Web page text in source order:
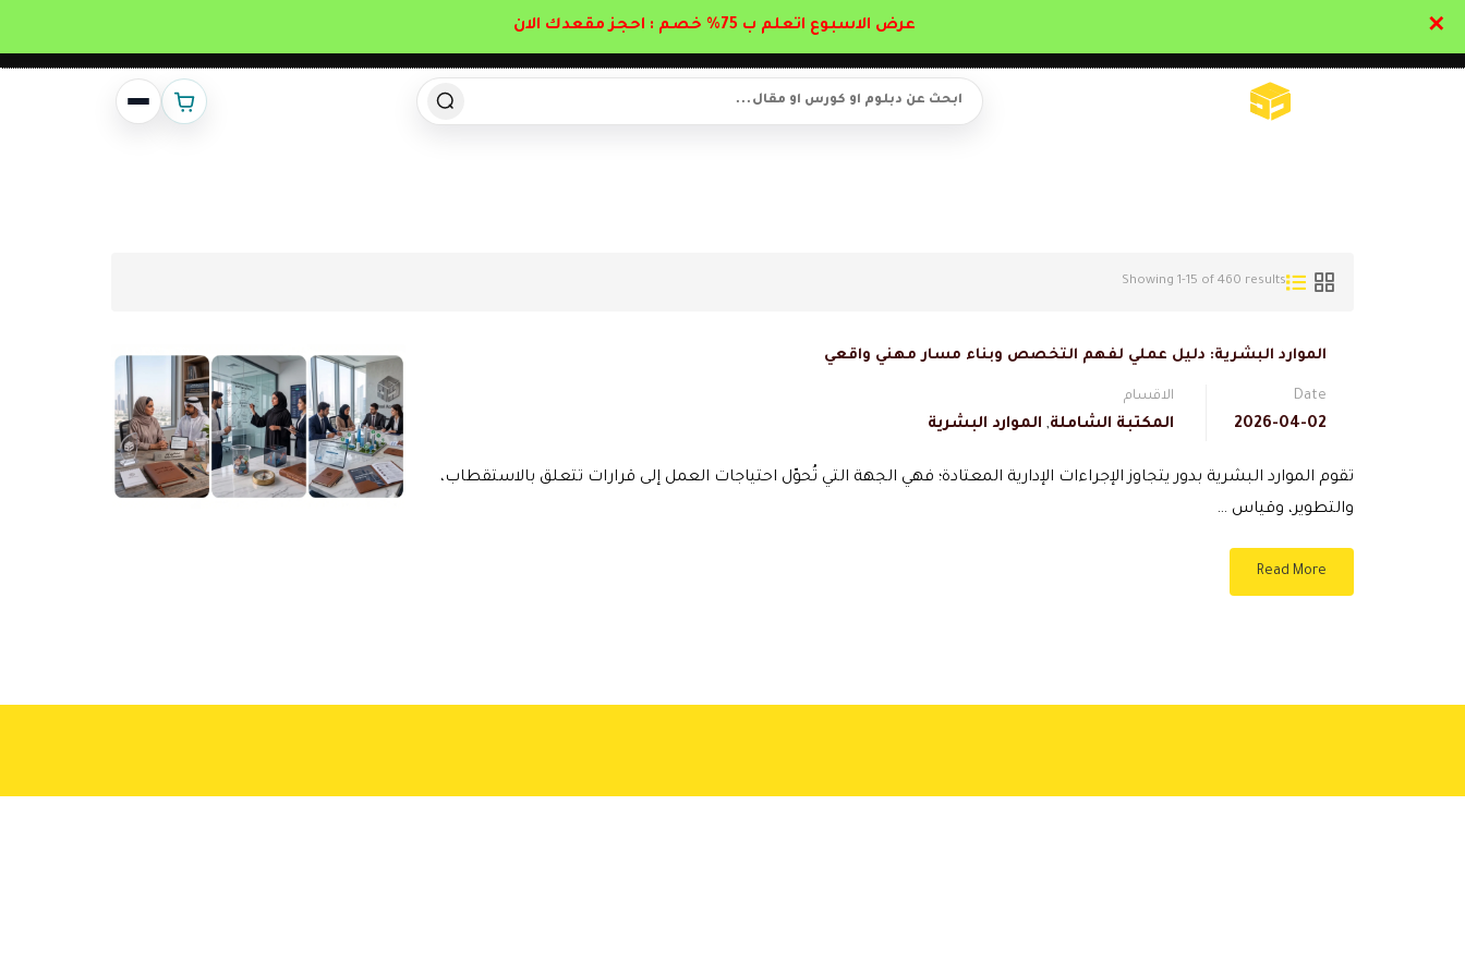
Showing 1-15 of 460 results
الموارد البشرية: دليل عملي لفهم التخصص وبناء مسار مهني واقعي
Date
2026-04-02
الاقسام
المكتبة الشاملة, الموارد البشرية
تقوم الموارد البشرية بدور يتجاوز الإجراءات الإدارية المعتادة؛ فهي الجهة التي تُحوّل احتياجات العمل إلى قرارات تتعلق بالاستقطاب،
والتطوير، وقياس …
Read More
عرض الاسبوع اتعلم ب 75% خصم : احجز مقعدك الان ✕